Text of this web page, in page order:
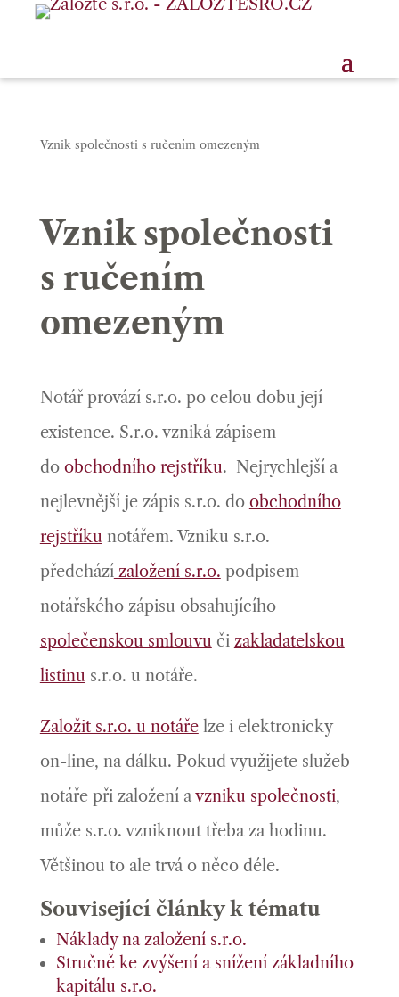
Vznik společnosti s ručením omezeným
Vznik společnosti
s ručením
omezeným
Notář provází s.r.o. po celou dobu její
existence. S.r.o. vzniká zápisem
do obchodního rejstříku. Nejrychlejší a
nejlevnější je zápis s.r.o. do obchodního
rejstříku notářem. Vzniku s.r.o.
předcházízaložení s.r.o. podpisem
notářského zápisu obsahujícího
společenskou smlouvu či zakladatelskou
listinu s.r.o. u notáře.
Založit s.r.o. u notářelze i elektronicky
on-line, na dálku. Pokud využijete služeb
notáře při založení avzniku společnosti,
může s.r.o. vzniknout třeba za hodinu.
Většinou to ale trvá o něco déle.
Související články k tématu
Náklady na založení s.r.o.
Stručně ke zvýšení a snížení základního
kapitálu s.r.o.